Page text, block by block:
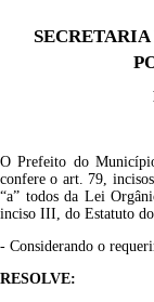
O Prefeito do
confere o art. 79,
“a” todos da Lei
inciso III, do Estatuto
- Considerando o
RESOLVE: